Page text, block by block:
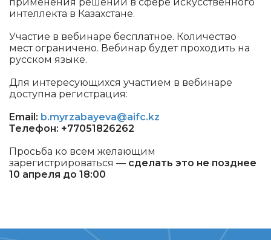
интеллекта в Казахстане.
Участие в вебинаре бесплатное. Количество
мест ограничено. Вебинар будет проходить на
русском языке.
Для интересующихся участием в вебинаре
доступна регистрация:
Email: b.myrzabayeva@aifc.kz
Телефон: +77051826262
Просьба ко всем желающим
зарегистрироваться — сделать это не позднее
10 апреля до 18:00